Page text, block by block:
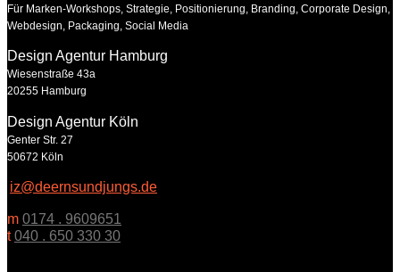
Für Marken-Workshops, Strategie, Positionierung, Branding, Corporate Design,
Webdesign, Packaging, Social Media
Design Agentur Hamburg
Wiesenstraße 43a
20255 Hamburg
Design Agentur Köln
Genter Str. 27
50672 Köln
iz@deernsundjungs.de
m 0174 . 9609651
t 040 . 650 330 30